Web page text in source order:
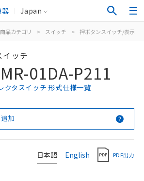
器 Japan
商品カテゴリ > スイッチ > 押ボタンスイッチ/表示灯
イッチ
01DA-P211
クタスイッチ 形式仕様一覧
加
日本語 English PDF出力